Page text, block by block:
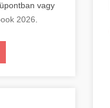
vagy
2026